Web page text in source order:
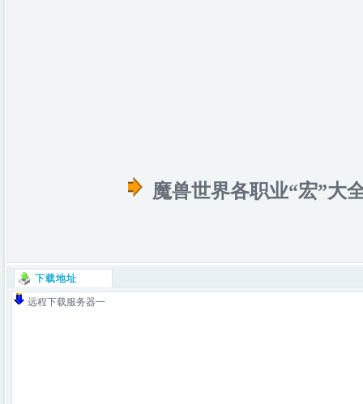
魔兽世界各职业“宏”大
下载地址
远程下载服务器一